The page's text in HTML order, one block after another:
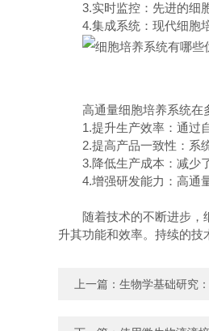
3.实时监控：先进的细胞
4.集成系统：现代细胞培
高通量细胞培养系统在
1.提升生产效率：通过自
2.提高产品一致性：系统
3.降低生产成本：减少了
4.增强研发能力：高通量
随着技术的不断进步，细
升其功能和效率。持续的技
上一篇： 生物学基础研究